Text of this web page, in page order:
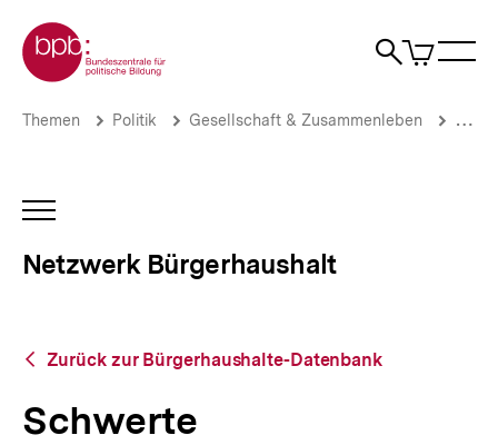
zum
Seiteninhalt
springen
Zur Startseite der bpb
Suche
Artikel
im
Schwerte
bpb.de
Brotkrümelnavigation
Pfadnavigation
Themen Politik Gesellschaft & Zusammenleben
INHALTSNAVIGATION
Netzwerk Bürgerhaushalt
Zurück
Bürgerhaushalte-
Datenbank
Zurück zur Bürgerhaushalte-Datenbank
Schwerte